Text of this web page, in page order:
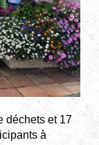
déchets et 17
à